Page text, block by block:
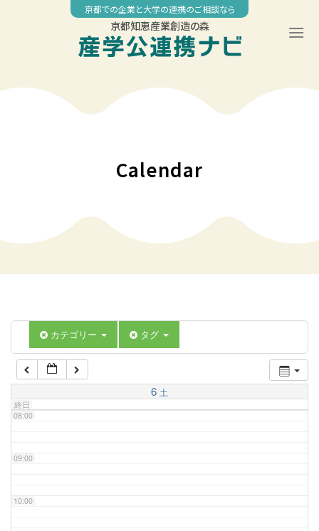
京都での企業と大学の連携のご相談なら
京都知恵産業創造の森
Calendar
カテゴリー タグ
6 土
終日
04:00
07:00
08:00
09:00
10:00